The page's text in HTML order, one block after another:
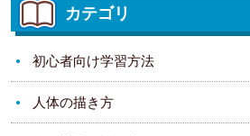
カテゴリ
初心者向け学習方法
人体の描き方